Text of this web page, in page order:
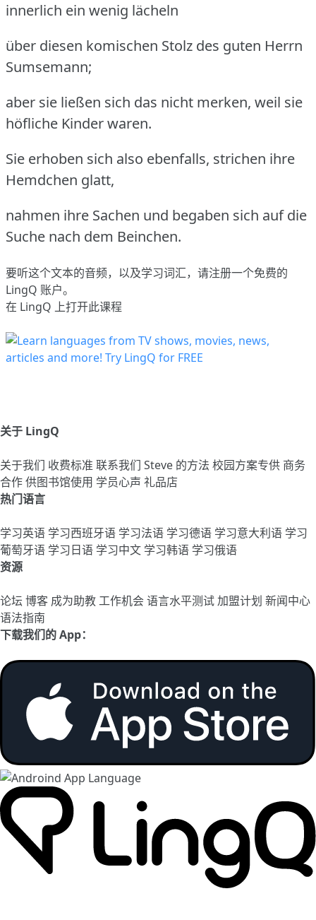
innerlich ein wenig lächeln
über diesen komischen Stolz des guten Herrn
Sumsemann;
aber sie ließen sich das nicht merken, weil sie
höfliche Kinder waren.
Sie erhoben sich also ebenfalls, strichen ihre
Hemdchen glatt,
nahmen ihre Sachen und begaben sich auf die
Suche nach dem Beinchen.
要听这个文本的音频，以及学习词汇，请注册一个免费的
LingQ 账户。
在 LingQ 上打开此课程
关于 LingQ
关于我们 收费标准 联系我们 Steve 的方法 校园方案专供 商务
合作供图书馆使用 学员心声 礼品店
热门语言
学习英语 学习西班牙语 学习法语 学习德语 学习意大利语 学习
葡萄牙语 学习日语 学习中文 学习韩语 学习俄语
资源
论坛 博客 成为助教工作机会语言水平测试加盟计划 新闻中心
语法指南
下载我们的 App：